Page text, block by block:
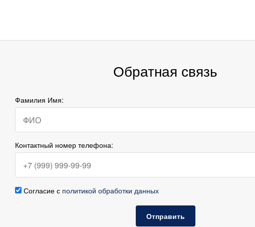
Обратная связь
Фамилия Имя:
Контактный номер телефона:
Согласие с политикой обработки данных
Отправить